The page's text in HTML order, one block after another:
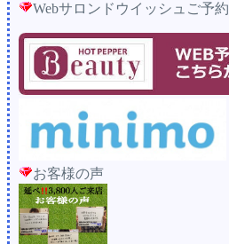
Webサロンドウイッシュご予約
お客様の声